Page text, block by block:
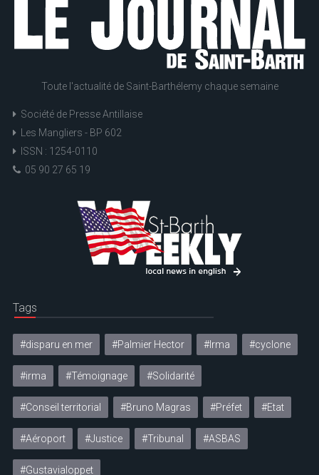
Toute l'actualité de Saint-Barthélemy chaque semaine
Société de Presse Antillaise
Les Mangliers - BP 602
ISSN : 1254-0110
05 90 27 65 19
Tags
#disparu en mer #Palmier Hector #Irma #cyclone
#irma #Témoignage #Solidarité
#Conseil territorial #Bruno Magras #Préfet #Etat
#Aéroport #Justice #Tribunal #ASBAS
#Gustavialoppet